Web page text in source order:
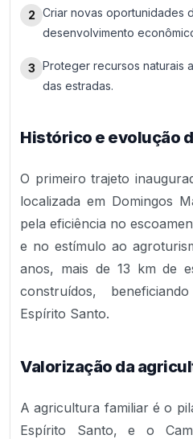
2 Criar novas oportunidades
desenvolvimento
3 Proteger recursos naturais
das estradas.
Histórico e evolução
O primeiro trajeto
localizada em Domingos
pela eficiência no
e no estímulo ao
anos, mais de 13 km de
construídos,
Espírito Santo.
Valorização da
A agricultura familiar é o
Espírito Santo, e o